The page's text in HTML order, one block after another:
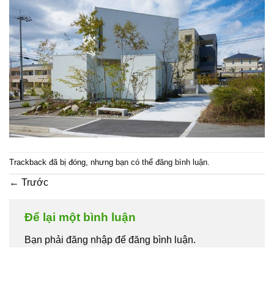
Trackback đã bị đóng, nhưng bạn có thể đăng bình luận.
← Trước
Để lại một bình luận
Bạn phải đăng nhập để đăng bình luận.